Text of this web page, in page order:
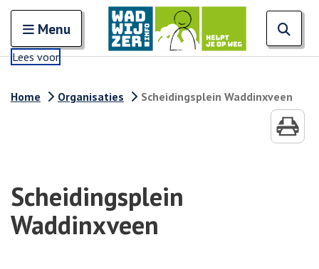
Open en sluit het
Menu
Lees voor
Home Organisaties Scheidingsplein Waddinxveen
Scheidingsplein
Waddinxveen